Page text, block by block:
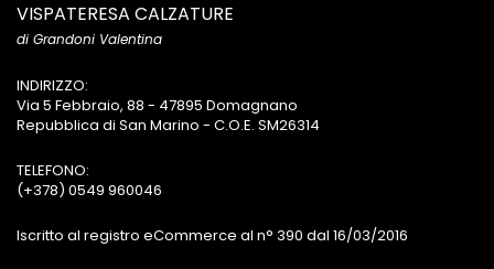
VISPATERESA CALZATURE
di Grandoni Valentina
INDIRIZZO:
Via 5 Febbraio, 88 - 47895 Domagnano
Repubblica di San Marino - C.O.E. SM26314
TELEFONO:
(+378) 0549 960046
Iscritto al registro eCommerce al n° 390 dal 16/03/2016